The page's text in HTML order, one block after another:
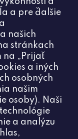
a pre ďalšie
našich
stránkach
na „Prijať
a iných
osobných
našim
osoby). Naši
a analýzu